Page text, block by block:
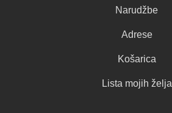
Narudžbe
Adrese
Košarica
Lista mojih želja